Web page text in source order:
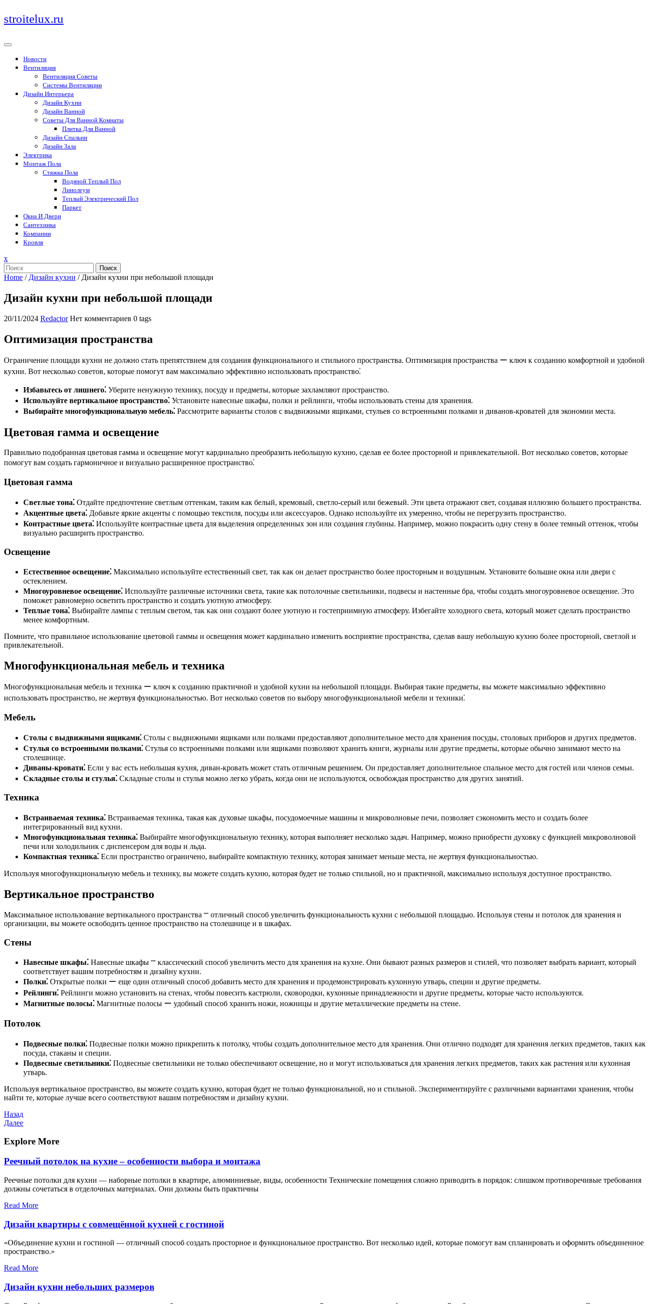
Перейти
к
stroitelux.ru
Новости
Вентиляция
Вентиляция Советы
Системы Вентиляции
Дизайн Интерьера
Дизайн Кухни
Дизайн Ванной
Советы Для Ванной Комнаты
Плитка Для Ванной
Дизайн Спальни
Дизайн Зала
Электрика
Монтаж Пола
Стяжка Пола
Водяной Теплый Пол
Линолеум
Теплый Электрический Пол
Паркет
Окна И Двери
Сантехника
Компании
Кровля
xЗакрыть
меню
Поиск
Home / Дизайн кухни / Дизайн кухни при небольшой площади
Дизайн кухни при небольшой площади
20/11/2024 Redactor Нет комментариев 0 tags
Оптимизация пространства
Ограничение площади кухни не должно стать препятствием для создания функционального и стильного пространства. Оптимизация пространства ー ключ к созданию комфортной и удобной
кухни. Вот несколько советов, которые помогут вам максимально эффективно использовать пространство⁚
Избавьтесь от лишнего⁚ Уберите ненужную технику, посуду и предметы, которые захламляют пространство.
Используйте вертикальное пространство⁚ Установите навесные шкафы, полки и рейлинги, чтобы использовать стены для хранения.
Выбирайте многофункциональную мебель⁚ Рассмотрите варианты столов с выдвижными ящиками, стульев со встроенными полками и диванов-кроватей для экономии места.
Цветовая гамма и освещение
Правильно подобранная цветовая гамма и освещение могут кардинально преобразить небольшую кухню, сделав ее более просторной и привлекательной. Вот несколько советов, которые
помогут вам создать гармоничное и визуально расширенное пространство⁚
Цветовая гамма
Светлые тона⁚ Отдайте предпочтение светлым оттенкам, таким как белый, кремовый, светло-серый или бежевый. Эти цвета отражают свет, создавая иллюзию большего пространства.
Акцентные цвета⁚ Добавьте яркие акценты с помощью текстиля, посуды или аксессуаров. Однако используйте их умеренно, чтобы не перегрузить пространство.
Контрастные цвета⁚ Используйте контрастные цвета для выделения определенных зон или создания глубины. Например, можно покрасить одну стену в более темный оттенок, чтобы
визуально расширить пространство.
Освещение
Естественное освещение⁚ Максимально используйте естественный свет, так как он делает пространство более просторным и воздушным. Установите большие окна или двери с
остеклением.
Многоуровневое освещение⁚ Используйте различные источники света, такие как потолочные светильники, подвесы и настенные бра, чтобы создать многоуровневое освещение. Это
поможет равномерно осветить пространство и создать уютную атмосферу.
Теплые тона⁚ Выбирайте лампы с теплым светом, так как они создают более уютную и гостеприимную атмосферу. Избегайте холодного света, который может сделать пространство
менее комфортным.
Помните, что правильное использование цветовой гаммы и освещения может кардинально изменить восприятие пространства, сделав вашу небольшую кухню более просторной, светлой и
привлекательной.
Многофункциональная мебель и техника
Многофункциональная мебель и техника ー ключ к созданию практичной и удобной кухни на небольшой площади. Выбирая такие предметы, вы можете максимально эффективно
использовать пространство, не жертвуя функциональностью. Вот несколько советов по выбору многофункциональной мебели и техники⁚
Мебель
Столы с выдвижными ящиками⁚ Столы с выдвижными ящиками или полками предоставляют дополнительное место для хранения посуды, столовых приборов и других предметов.
Стулья со встроенными полками⁚ Стулья со встроенными полками или ящиками позволяют хранить книги, журналы или другие предметы, которые обычно занимают место на
столешнице.
Диваны-кровати⁚ Если у вас есть небольшая кухня, диван-кровать может стать отличным решением. Он предоставляет дополнительное спальное место для гостей или членов семьи.
Складные столы и стулья⁚ Складные столы и стулья можно легко убрать, когда они не используются, освобождая пространство для других занятий.
Техника
Встраиваемая техника⁚ Встраиваемая техника, такая как духовые шкафы, посудомоечные машины и микроволновые печи, позволяет сэкономить место и создать более
интегрированный вид кухни.
Многофункциональная техника⁚ Выбирайте многофункциональную технику, которая выполняет несколько задач. Например, можно приобрести духовку с функцией микроволновой
печи или холодильник с диспенсером для воды и льда.
Компактная техника⁚ Если пространство ограничено, выбирайте компактную технику, которая занимает меньше места, не жертвуя функциональностью.
Используя многофункциональную мебель и технику, вы можете создать кухню, которая будет не только стильной, но и практичной, максимально используя доступное пространство.
Вертикальное пространство
Максимальное использование вертикального пространства ⎻ отличный способ увеличить функциональность кухни с небольшой площадью. Используя стены и потолок для хранения и
организации, вы можете освободить ценное пространство на столешнице и в шкафах.
Стены
Навесные шкафы⁚ Навесные шкафы ⎻ классический способ увеличить место для хранения на кухне. Они бывают разных размеров и стилей, что позволяет выбрать вариант, который
соответствует вашим потребностям и дизайну кухни.
Полки⁚ Открытые полки ー еще один отличный способ добавить место для хранения и продемонстрировать кухонную утварь, специи и другие предметы.
Рейлинги⁚ Рейлинги можно установить на стенах, чтобы повесить кастрюли, сковородки, кухонные принадлежности и другие предметы, которые часто используются.
Магнитные полосы⁚ Магнитные полосы ー удобный способ хранить ножи, ножницы и другие металлические предметы на стене.
Потолок
Подвесные полки⁚ Подвесные полки можно прикрепить к потолку, чтобы создать дополнительное место для хранения. Они отлично подходят для хранения легких предметов, таких как
посуда, стаканы и специи.
Подвесные светильники⁚ Подвесные светильники не только обеспечивают освещение, но и могут использоваться для хранения легких предметов, таких как растения или кухонная
утварь.
Используя вертикальное пространство, вы можете создать кухню, которая будет не только функциональной, но и стильной. Экспериментируйте с различными вариантами хранения, чтобы
найти те, которые лучше всего соответствуют вашим потребностям и дизайну кухни.
Навигация
по
записям
Предыдущая
запись
Назад
Следующая
Далее
Explore More
Реечный потолок на кухне – особенности выбора и монтажа
Реечные потолки для кухни — наборные потолки в квартире, алюминиевые, виды, особенности Технические помещения сложно приводить в порядок: слишком противоречивые требования
должны сочетаться в отделочных материалах. Они должны быть практичны
Read More
Дизайн квартиры с совмещённой кухней с гостиной
«Объединение кухни и гостиной — отличный способ создать просторное и функциональное пространство. Вот несколько идей, которые помогут вам спланировать и оформить объединенное
пространство.»
Read More
Дизайн кухни небольших размеров